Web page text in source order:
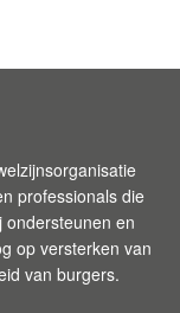
professionals die
ondersteunen en
op versterken van
van burgers.